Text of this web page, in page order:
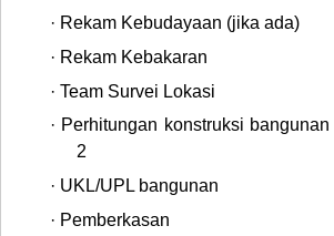
· Rekam Kebudayaan (jika ada)
· Rekam Kebakaran
· Team Survei Lokasi
· Perhitungan konstruksi
2
· UKL/UPL bangunan
· Pemberkasan